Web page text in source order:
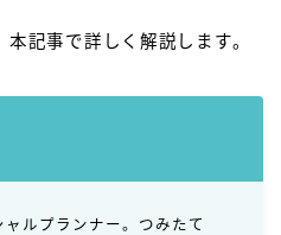
記事で詳しく解説します。
ルプランナー。つみたて